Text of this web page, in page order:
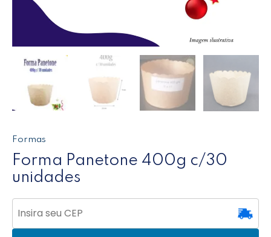
Formas
Forma Panetone 400g c/30
unidades